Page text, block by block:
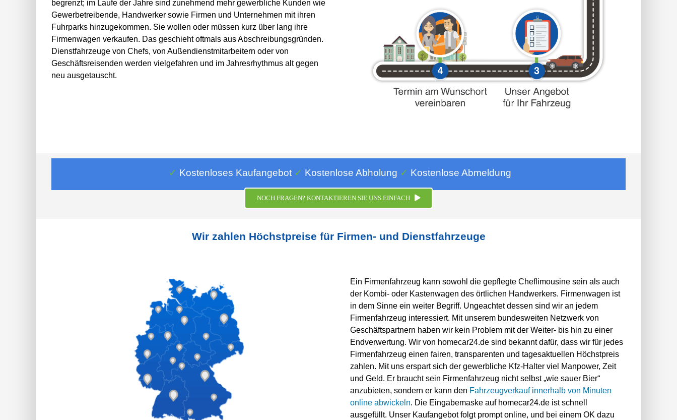
begrenzt; im Laufe der Jahre sind zunehmend mehr gewerbliche Kunden wie
Gewerbetreibende, Handwerker sowie Firmen und Unternehmen mit ihren
Fuhrparks hinzugekommen. Sie wollen oder müssen kurz über lang ihre
Firmenwagen verkaufen. Das geschieht oftmals aus Abschreibungsgründen.
Dienstfahrzeuge von Chefs, von Außendienstmitarbeitern oder von
Geschäftsreisenden werden vielgefahren und im Jahresrhythmus alt gegen
neu ausgetauscht.
✓ Kostenloses Kaufangebot ✓ Kostenlose Abholung ✓ Kostenlose Abmeldung
NOCH FRAGEN? KONTAKTIEREN SIE UNS EINFACH
Wir zahlen Höchstpreise für Firmen- und Dienstfahrzeuge
Ein Firmenfahrzeug kann sowohl die gepflegte Cheflimousine sein als auch
der Kombi- oder Kastenwagen des örtlichen Handwerkers. Firmenwagen ist
in dem Sinne ein weiter Begriff. Ungeachtet dessen sind wir an jedem
Firmenfahrzeug interessiert. Mit unserem bundesweiten Netzwerk von
Geschäftspartnern haben wir kein Problem mit der Weiter- bis hin zu einer
Endverwertung. Wir von homecar24.de sind bekannt dafür, dass wir für jedes
Firmenfahrzeug einen fairen, transparenten und tagesaktuellen Höchstpreis
zahlen. Mit uns erspart sich der gewerbliche Kfz-Halter viel Manpower, Zeit
und Geld. Er braucht sein Firmenfahrzeug nicht selbst „wie sauer Bier“
anzubieten, sondern er kann den Fahrzeugverkauf innerhalb von Minuten
online abwickeln. Die Eingabemaske auf homecar24.de ist schnell
ausgefüllt. Unser Kaufangebot folgt prompt online, und bei einem OK dazu